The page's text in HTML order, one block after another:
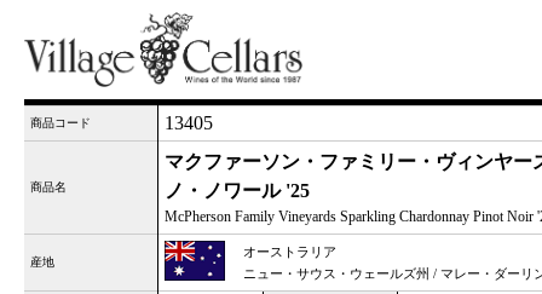
商品コード 13405
商品名
マクファーソン・ファミリー・ヴィンヤ
ノ・ノワール '25
McPherson Family Vineyards Sparkling Chardonnay Pinot Noir
産地
オーストラリア
ニュー・サウス・ウェールズ州 / マレー・ダーリ